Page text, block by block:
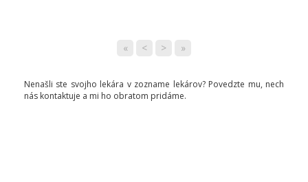
« < > »
Nenašli ste svojho lekára v zozname lekárov? Povedzte mu, nech
nás kontaktuje a mi ho obratom pridáme.